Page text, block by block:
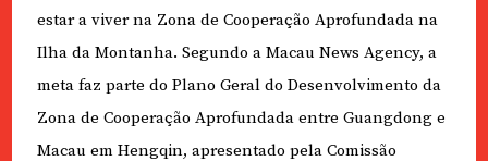
estar a viver na Zona de Cooperação Aprofundada na
Ilha da Montanha. Segundo a Macau News Agency, a
meta faz parte do Plano Geral do Desenvolvimento da
Zona de Cooperação Aprofundada entre Guangdong e
Macau em Hengqin, apresentado pela Comissão